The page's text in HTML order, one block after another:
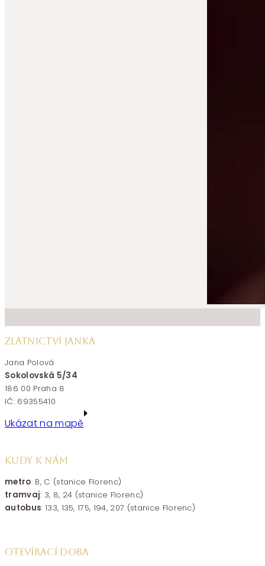
ZLATNICTVÍ JANKA
Jana Polová
Sokolovská 5/34
186 00 Praha 8
IČ: 69355410
Ukázat na mapě
KUDY K NÁM
metro: B, C (stanice Florenc)
tramvaj: 3, 8, 24 (stanice Florenc)
autobus: 133, 135, 175, 194, 207 (stanice Florenc)
OTEVÍRACÍ DOBA